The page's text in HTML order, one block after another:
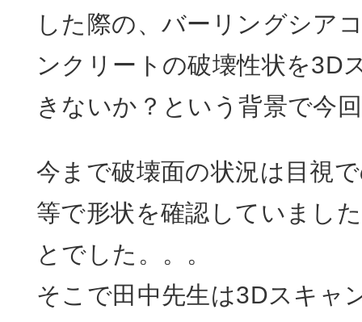
した際の、バーリングシア
ンクリートの破壊性状を3D
きないか？という背景で今
今まで破壊面の状況は目視
等で形状を確認していまし
とでした。。。
そこで田中先生は3Dスキャ